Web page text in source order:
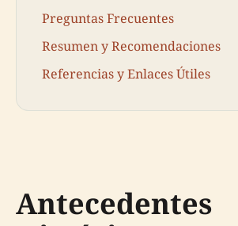
Preguntas Frecuentes
Resumen y Recomendaciones
Referencias y Enlaces Útiles
Antecedentes